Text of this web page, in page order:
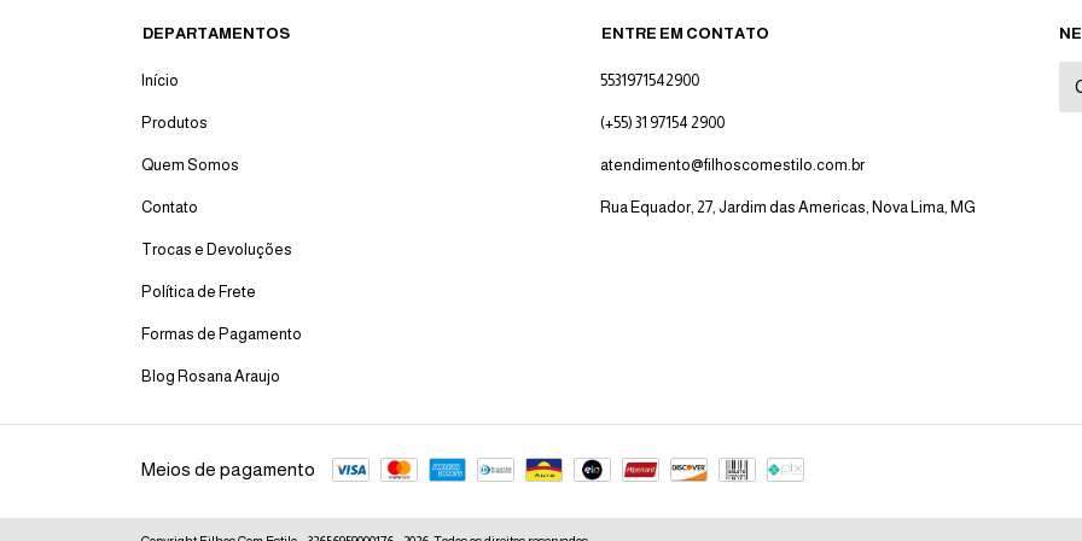
DEPARTAMENTOS
Início
Produtos
Quem Somos
Contato
Trocas e Devoluções
Política de Frete
Formas de Pagamento
Blog Rosana Araujo
ENTRE EM CONTATO
5531971542900
(+55) 31 97154 2900
atendimento@filhoscomestilo.com.br
Rua Equador, 27, Jardim das Americas, Nova Lima, MG
Meios de pagamento